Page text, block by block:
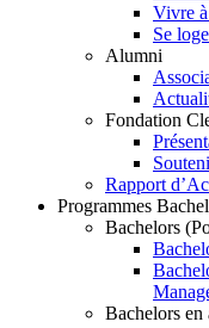
Vivre
Se
Alumni
Fondation
Rapport
Programmes
Bachelors
Bachelors en